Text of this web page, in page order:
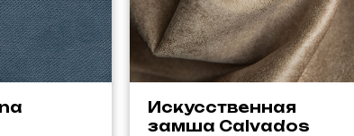
Искусственная
замша Calvados